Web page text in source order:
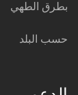
بطرق الطهي
حسب البلد